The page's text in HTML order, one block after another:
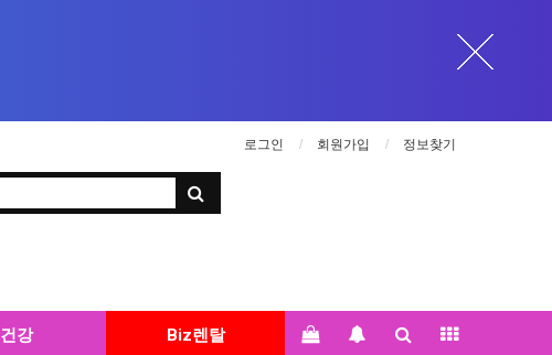
로그인 회원가입 정보찾기
건강 Biz렌탈